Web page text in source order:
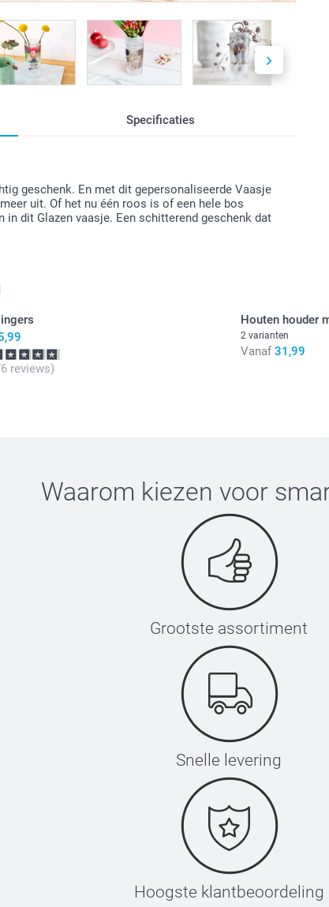
Specificaties
geschenk. En met dit gepersonaliseerde Vaasje
uit. Of het nu één roos is of een hele bos
dit Glazen vaasje. Een schitterend geschenk dat
reviews)
Houten houder
2 varianten
Vanaf 31,99
Waarom kiezen voor
Grootste assortiment
Snelle levering
Hoogste klantbeoordeling